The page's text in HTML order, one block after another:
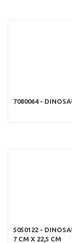
7080064 -
5050122 -
CM X 22,5 CM